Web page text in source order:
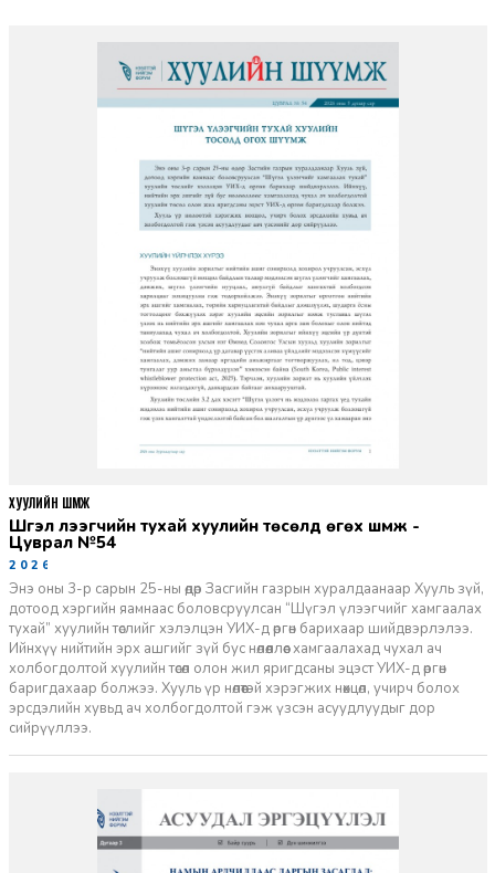
Шүгэл үлээгчийн тухай хуулийн төсөлд өгөх шүүмж -
Цуврал №54
2026-07-27
Энэ оны 3-р сарын 25-ны өдөр Засгийн газрын хуралдаанаар Хууль зүй,
дотоод хэргийн яамнаас боловсруулсан “Шүгэл үлээгчийг хамгаалах
тухай” хуулийн төслийг хэлэлцэн УИХ-д өргөн барихаар шийдвэрлэлээ.
Ийнхүү нийтийн эрх ашгийг зүй бус нөлөөллөөс хамгаалахад чухал ач
холбогдолтой хуулийн төсөл олон жил яригдсаны эцэст УИХ-д өргөн
баригдахаар болжээ. Хууль үр нөлөөтэй хэрэгжих нөхцөл, учирч болох
эрсдэлийн хувьд ач холбогдолтой гэж үзсэн асуудлуудыг дор
сийрүүллээ.
ХУУЛИЙН ШҮҮМЖ